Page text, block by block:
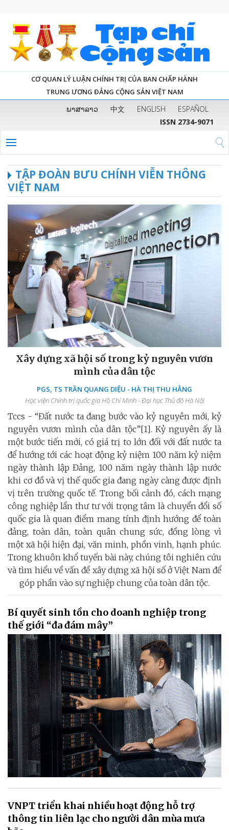
CƠ QUAN LÝ LUẬN CHÍNH TRỊ CỦA BAN CHẤP HÀNH
TRUNG ƯƠNG ĐẢNG CỘNG SẢN VIỆT NAM
ພາສາລາວ 中文 ENGLISH
ESPAÑOL
ISSN 2734-9071
TẬP ĐOÀN BƯU CHÍNH VIỄN THÔNG
VIỆT NAM
Xây dựng xã hội số trong kỷ nguyên vươn
mình của dân tộc
PGS, TS TRẦN QUANG DIỆU - HÀ THỊ THU HẰNG
Học viện Chính trị quốc gia Hồ Chí Minh - Đại học Thủ đô Hà Nội
Tccs - “Đất nước ta đang bước vào kỷ nguyên mới, kỷ
nguyên vươn mình của dân tộc”[1]. Kỷ nguyên ấy là
một bước tiến mới, có giá trị to lớn đối với đất nước ta
để hướng tới các hoạt động kỷ niệm 100 năm kỷ niệm
ngày thành lập Đảng, 100 năm ngày thành lập nước
khi cơ đồ và vị thế quốc gia đang ngày càng được định
vị trên trường quốc tế. Trong bối cảnh đó, cách mạng
công nghiệp lần thư tư với trọng tâm là chuyển đổi số
quốc gia là quan điểm mang tính định hướng để toàn
đảng, toàn dân, toàn quân chung sức, đồng lòng vì
một xã hội hiện đại, văn minh, phồn vinh, hạnh phúc.
Trong khuôn khổ tuyến bài này, chúng tôi nghiên cứu
và tìm hiểu về vấn đề xây dựng xã hội số ở Việt Nam để
góp phần vào sự nghiệp chung của toàn dân tộc.
Bí quyết sinh tồn cho doanh nghiệp trong
thế giới “đa đám mây”
VNPT triển khai nhiều hoạt động hỗ trợ
thông tin liên lạc cho người dân mùa mưa